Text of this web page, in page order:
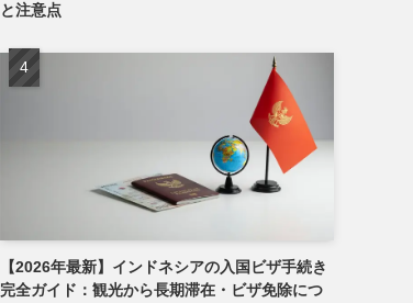
と注意点
【2026年最新】インドネシアの入国ビザ手続き
完全ガイド：観光から長期滞在・ビザ免除につ